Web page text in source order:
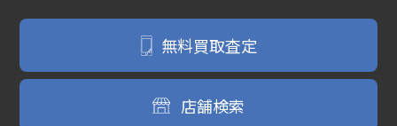
無料買取査定
店舗検索